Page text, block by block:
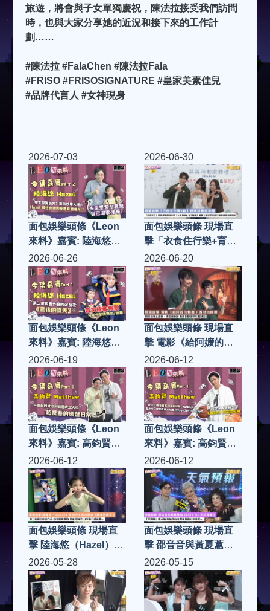
旅遊，將會與子女單獨慶祝，陳法拉接受我們訪問
時，也與大家分享她的近況和接下來的工作計
劃……
#陳法拉 #FalaChen #陳法拉Fala
#FRISO #FRISOSIGNATURE #皇家美素佳兒
#品牌代言人 #女神現身
2026-07-03
面包娛樂頭條《Leon
來料》嘉賓: 陸海悠
Hazel (Part 2)
2026-06-30
面包娛樂頭條 現場直
擊「衣食住行樂+育」
慈善活動啟動禮「慈善
女王」趙曾學韞教授率
領「大中華文化全球協
會」凝聚社會各界慈善
力量 籌款助基層家庭
2026-06-26
面包娛樂頭條《Leon
來料》嘉賓: 陸海悠
Hazel (Part 1)
2026-06-20
面包娛樂頭條 現場直
擊 電影《給阿嬤的情
書》香港首映禮 男女
主角王彥桐、李思潼來
港 驚喜與劉德華同場
見面
2026-06-19
面包娛樂頭條《Leon
來料》嘉賓: 高鈞賢
Matthew (Part 2)
2026-06-12
面包娛樂頭條《Leon
來料》嘉賓: 高鈞賢
Matthew (Part 1)
2026-06-12
面包娛樂頭條 現場直
擊 陸海悠（Hazel）推
出今年首支單曲《最後
的夏天》 第三首親自
作曲作品 首次挑戰慢
歌 專訪陸海悠 分享並
2026-06-12
面包娛樂頭條 現場直
擊 邵音音與黃夏蕙為
《HOY AI 天氣預報》
「打頭陣」報天氣 專
訪邵音音與黃夏蕙分享
感受...
2026-05-28 2026-05-15